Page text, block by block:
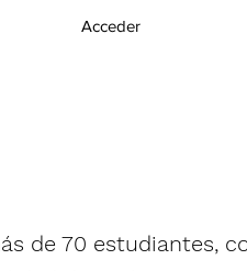
Acceder
de 70 estudiantes,